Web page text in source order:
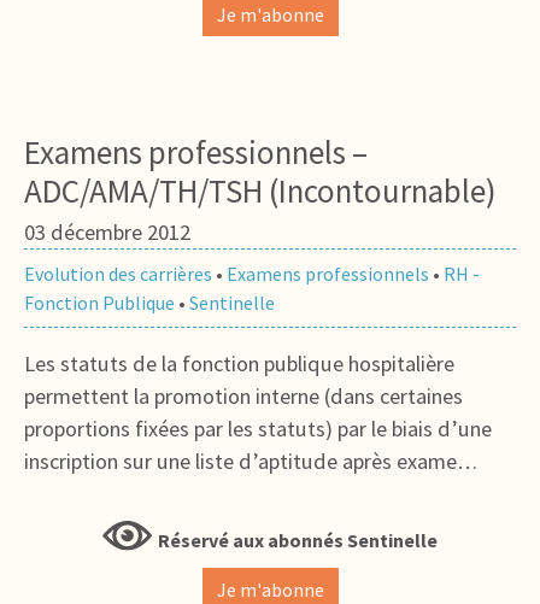
Je m'abonne
Examens professionnels –
ADC/AMA/TH/TSH (Incontournable)
03 décembre 2012
Evolution des carrières • Examens professionnels • RH -
Fonction Publique • Sentinelle
Les statuts de la fonction publique hospitalière
permettent la promotion interne (dans certaines
proportions fixées par les statuts) par le biais d’une
inscription sur une liste d’aptitude après exame…
Réservé aux abonnés Sentinelle
Je m'abonne